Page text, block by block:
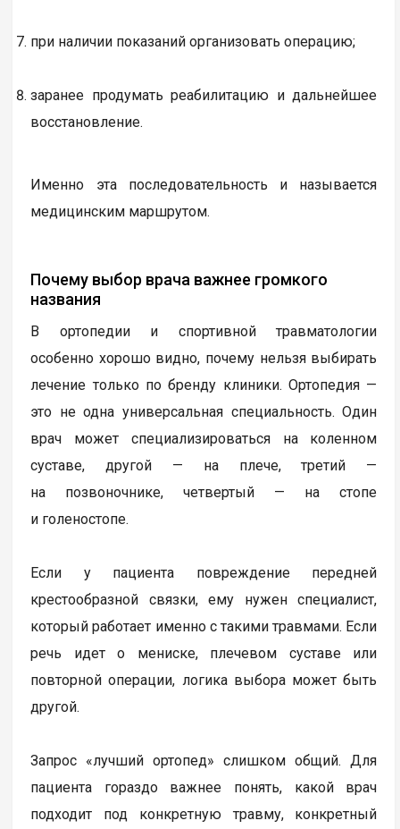
при наличии показаний организовать операцию;
заранее продумать реабилитацию и дальнейшее
восстановление.
Именно эта последовательность и называется
медицинским маршрутом.
Почему выбор врача важнее громкого
названия
В ортопедии и спортивной травматологии
особенно хорошо видно, почему нельзя выбирать
лечение только по бренду клиники. Ортопедия —
это не одна универсальная специальность. Один
врач может специализироваться на коленном
суставе, другой — на плече, третий —
на позвоночнике, четвертый — на стопе
и голеностопе.
Если у пациента повреждение передней
крестообразной связки, ему нужен специалист,
который работает именно с такими травмами. Если
речь идет о мениске, плечевом суставе или
повторной операции, логика выбора может быть
другой.
Запрос «лучший ортопед» слишком общий. Для
пациента гораздо важнее понять, какой врач
подходит под конкретную травму, конкретный